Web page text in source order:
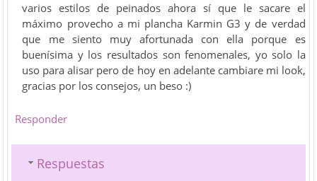
varios estilos de peinados ahora sí que le sacare el
máximo provecho a mi plancha Karmin G3 y de verdad
que me siento muy afortunada con ella porque es
buenísima y los resultados son fenomenales, yo solo la
uso para alisar pero de hoy en adelante cambiare mi look,
gracias por los consejos, un beso :)
Responder
Respuestas